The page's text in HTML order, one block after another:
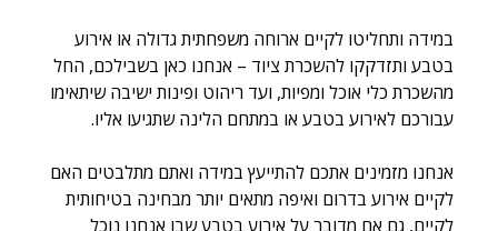
במידה ותחליטו לקיים ארוחה משפחתית גדולה או אירוע
בטבע ותזדקקו להשכרת ציוד – אנחנו כאן בשבילכם, החל
מהשכרת כלי אוכל ומפיות, ועד ריהוט ופינות ישיבה שיתאימו
עבורכם לאירוע בטבע או במתחם הלינה שתגיעו אליו.
אנחנו מזמינים אתכם להתייעץ במידה ואתם מתלבטים האם
לקיים אירוע בדרום ואיפה מתאים יותר מבחינה בטיחותית
לקיים, גם אם מדובר על אירוע בטבע שבו אנחנו נוכל